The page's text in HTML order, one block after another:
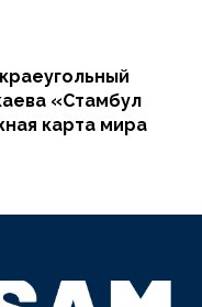
«Стамбул
карта мира